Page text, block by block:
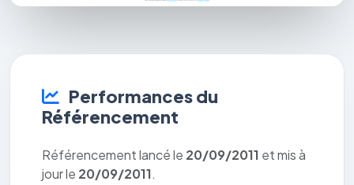
Performances du
Référencement
Référencement lancé le 20/09/2011 et mis à
jour le 20/09/2011.